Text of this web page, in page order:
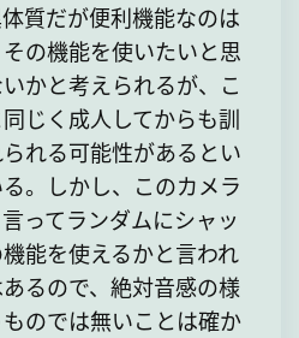
質だが便利機能なのは
の機能を使いたいと思
かと考えられるが、こ
じく成人してからも訓
れる可能性があるとい
。しかし、このカメラ
ってランダムにシャッ
能を使えるかと言われ
るので、絶対音感の様
のでは無いことは確か